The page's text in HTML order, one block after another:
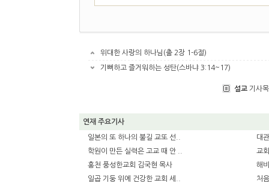
위대한 사랑의 하나님(출 2장 1-6절)
기뻐하고 즐거워하는 성탄(스바냐 3:14~17)
설교기사
연재 주요기사
일본의 또 하나의 불길 교또 선..
대
학원이 만든 실력은 고교 때 안 ..
교
홍천 풍성한교회 김국현 목사
해
일곱 기둥 위에 건강한 교회 세..
처